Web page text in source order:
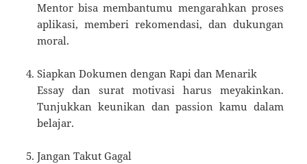
Mentor bisa membantumu mengarahkan proses
aplikasi, memberi rekomendasi, dan dukungan
moral.
Siapkan Dokumen dengan Rapi dan Menarik
Essay dan surat motivasi harus meyakinkan.
Tunjukkan keunikan dan passion kamu dalam
belajar.
Jangan Takut Gagal